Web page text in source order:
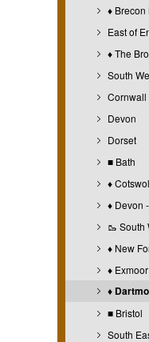
♦
East of
♦ The
South
Cornwall
Devon
Dorset
■ Bath
♦
♦ Devon
🥾 South
♦ New
♦
♦
■ Bristol
South